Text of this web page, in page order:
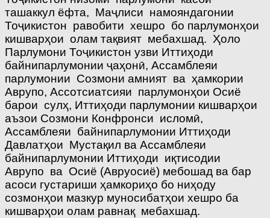
ташаккул ёфта, Маҷлиси намояндагонии
Тоҷикистон равобити хешро бо парлумонҳои
кишварҳои олам тақвият мебахшад. Ҳоло
Парлумони Тоҷикистон узви Иттиҳоди
байнипарлумонии ҷаҳонӣ, Ассамблеяи
парлумонии Созмони амният ва ҳамкории
Аврупо, Ассотсиатсияи парлумонҳои Осиё
барои сулҳ, Иттиҳоди парлумонии кишварҳои
аъзои Созмони Конфронси исломӣ,
Ассамблеяи байнипарлумонии Иттиҳоди
Давлатҳои Мустақил ва Ассамблеяи
байнипарлумонии Иттиҳоди иқтисодии
Аврупо ва Осиё (Авруосиё) мебошад ва бар
асоси густариши ҳамкориҳо бо ниҳоду
созмонҳои мазкур муносибатҳои хешро ба
кишварҳои олам равнақ мебахшад.